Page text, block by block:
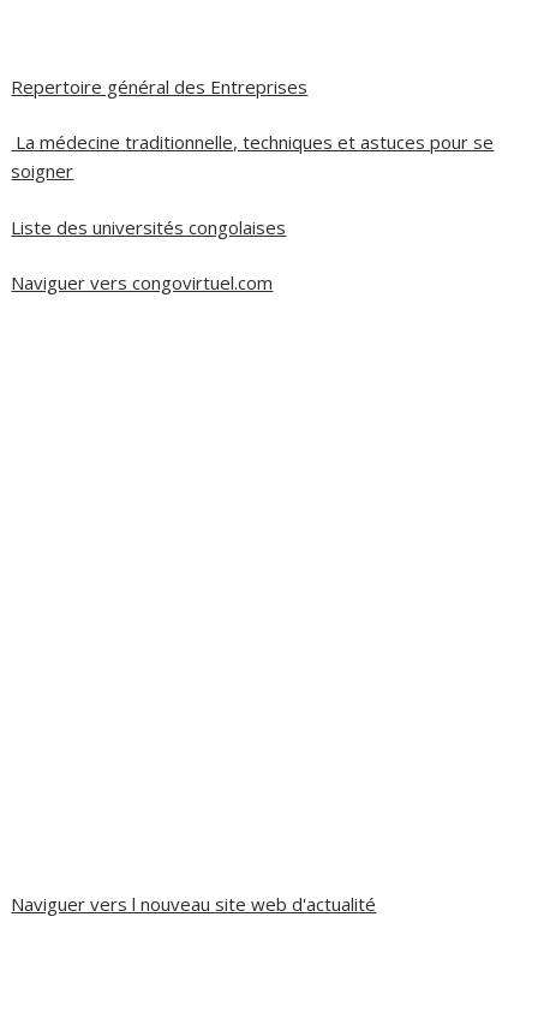
Repertoire général des Entreprises
La médecine traditionnelle, techniques et astuces pour se
soigner
Liste des universités congolaises
Naviguer vers congovirtuel.com
Naviguer vers l nouveau site web d'actualité